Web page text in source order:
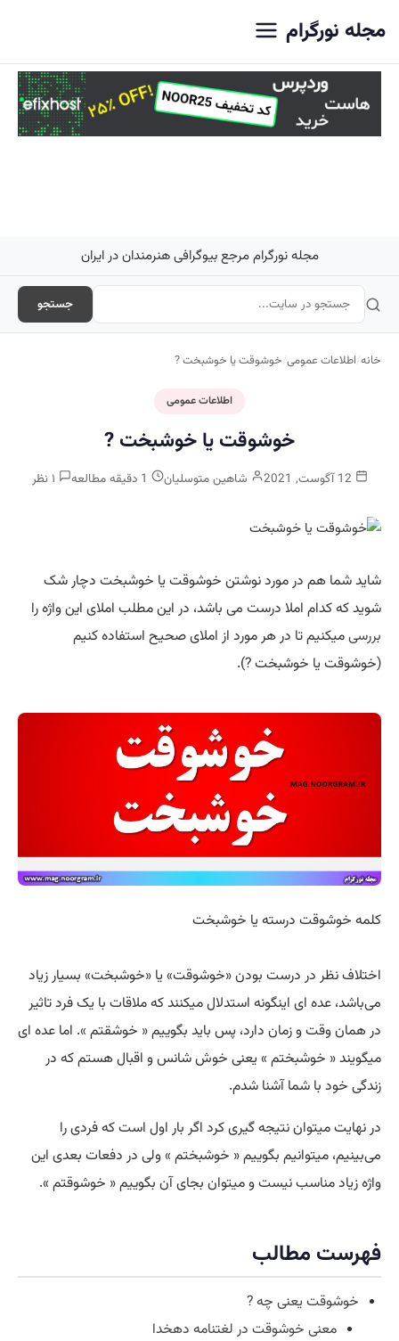
مجله نورگرام
مجله نورگرام مرجع بیوگرافی هنرمندان در ایران
جستجو
خانه/اطلاعات عمومی/خوشوقت یا خوشبخت ?
اطلاعات عمومی
خوشوقت یا خوشبخت ?
شاهین متوسلیان
شاید شما هم در مورد نوشتن خوشوقت یا خوشبخت دچار شک
شوید که کدام املا درست می باشد، در این مطلب املای این واژه را
بررسیمیکنیم تا در هر مورد از املای صحیح استفاده کنیم
(خوشوقت یا خوشبخت ?).
کلمه خوشوقت درسته یا خوشبخت
اختلاف نظر در درست بودن «خوشوقت» یا «خوشبخت» بسیار زیاد
می‌باشد، عده ای اینگونه استدلال میکنند که ملاقات با یک فرد تاثیر
در همان وقت و زمان دارد، پس باید بگوییم « خوشقتم ». اما عده ای
میگویند « خوشبختم » یعنی خوش شانس و اقبال هستم که در
زندگی خود با شما آشنا شدم.
در نهایت میتوان نتیجه گیری کرد اگر بار اول است که فردی را
می‌بینیم، میتوانیم بگوییم « خوشبختم » ولی در دفعات بعدی این
واژه زیاد مناسب نیست و میتوان بجای آن بگوییم « خوشوقتم ».
فهرست مطالب
خوشوقت یعنی چه ?
معنی خوشوقت در لغتنامه دهخدا